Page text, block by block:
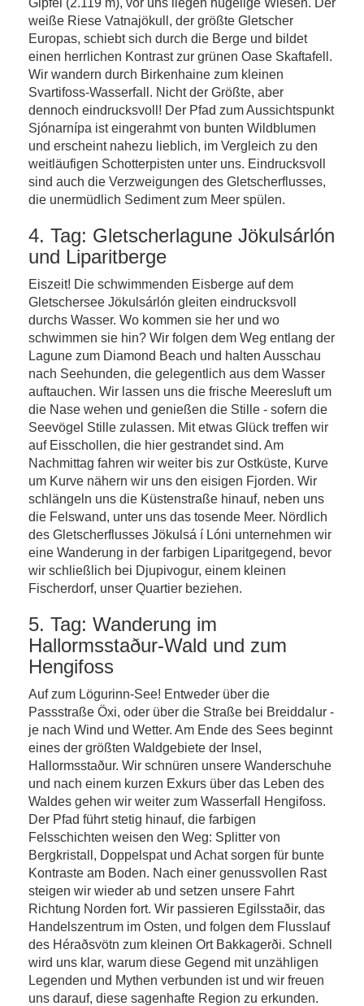
Gipfel (2.119 m), vor uns liegen hügelige Wiesen. Der
weiße Riese Vatnajökull, der größte Gletscher
Europas, schiebt sich durch die Berge und bildet
einen herrlichen Kontrast zur grünen Oase Skaftafell.
Wir wandern durch Birkenhaine zum kleinen
Svartifoss-Wasserfall. Nicht der Größte, aber
dennoch eindrucksvoll! Der Pfad zum Aussichtspunkt
Sjónarnípa ist eingerahmt von bunten Wildblumen
und erscheint nahezu lieblich, im Vergleich zu den
weitläufigen Schotterpisten unter uns. Eindrucksvoll
sind auch die Verzweigungen des Gletscherflusses,
die unermüdlich Sediment zum Meer spülen.
4. Tag: Gletscherlagune Jökulsárlón
und Liparitberge
Eiszeit! Die schwimmenden Eisberge auf dem
Gletschersee Jökulsárlón gleiten eindrucksvoll
durchs Wasser. Wo kommen sie her und wo
schwimmen sie hin? Wir folgen dem Weg entlang der
Lagune zum Diamond Beach und halten Ausschau
nach Seehunden, die gelegentlich aus dem Wasser
auftauchen. Wir lassen uns die frische Meeresluft um
die Nase wehen und genießen die Stille - sofern die
Seevögel Stille zulassen. Mit etwas Glück treffen wir
auf Eisschollen, die hier gestrandet sind. Am
Nachmittag fahren wir weiter bis zur Ostküste, Kurve
um Kurve nähern wir uns den eisigen Fjorden. Wir
schlängeln uns die Küstenstraße hinauf, neben uns
die Felswand, unter uns das tosende Meer. Nördlich
des Gletscherflusses Jökulsá í Lóni unternehmen wir
eine Wanderung in der farbigen Liparitgegend, bevor
wir schließlich bei Djupivogur, einem kleinen
Fischerdorf, unser Quartier beziehen.
5. Tag: Wanderung im
Hallormsstaður-Wald und zum
Hengifoss
Auf zum Lögurinn-See! Entweder über die
Passstraße Öxi, oder über die Straße bei Breiddalur -
je nach Wind und Wetter. Am Ende des Sees beginnt
eines der größten Waldgebiete der Insel,
Hallormsstaður. Wir schnüren unsere Wanderschuhe
und nach einem kurzen Exkurs über das Leben des
Waldes gehen wir weiter zum Wasserfall Hengifoss.
Der Pfad führt stetig hinauf, die farbigen
Felsschichten weisen den Weg: Splitter von
Bergkristall, Doppelspat und Achat sorgen für bunte
Kontraste am Boden. Nach einer genussvollen Rast
steigen wir wieder ab und setzen unsere Fahrt
Richtung Norden fort. Wir passieren Egilsstaðir, das
Handelszentrum im Osten, und folgen dem Flusslauf
des Héraðsvötn zum kleinen Ort Bakkagerði. Schnell
wird uns klar, warum diese Gegend mit unzähligen
Legenden und Mythen verbunden ist und wir freuen
uns darauf, diese sagenhafte Region zu erkunden.